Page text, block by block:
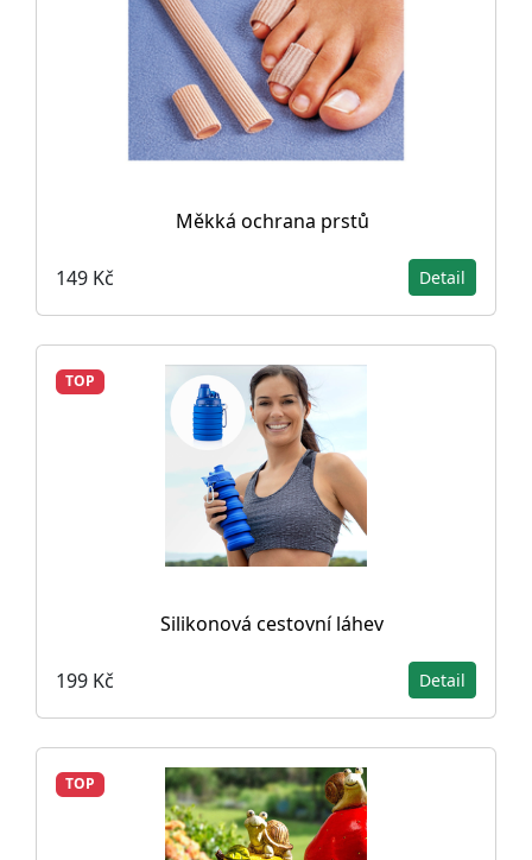
Měkká ochrana prstů
149 Kč Detail
TOP
Silikonová cestovní láhev
199 Kč Detail
TOP